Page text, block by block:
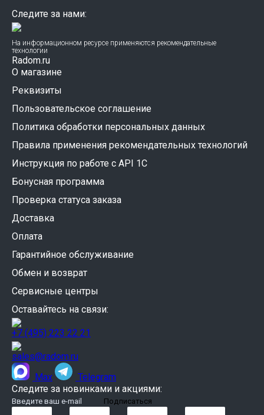
Следите за нами:
На информационном ресурсе применяются рекомендательные
технологии
Radom.ru
О магазине
Реквизиты
Пользовательское соглашение
Политика обработки персональных данных
Правила применения рекомендательных технологий
Инструкция по работе с API 1C
Бонусная программа
Проверка статуса заказа
Доставка
Оплата
Гарантийное обслуживание
Обмен и возврат
Сервисные центры
Оставайтесь на связи:
+7 (495) 223 22 21
sales@radom.ru
Max
Telegram
Следите за новинками и акциями: